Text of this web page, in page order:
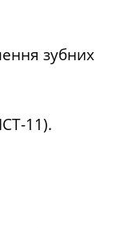
зубних
11).